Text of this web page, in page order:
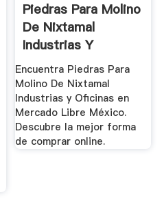
Piedras Para Molino
De Nixtamal
Industrias Y
Oficinas En ...
Encuentra Piedras Para
Molino De Nixtamal
Industrias y Oficinas en
Mercado Libre México.
Descubre la mejor forma
de comprar online.